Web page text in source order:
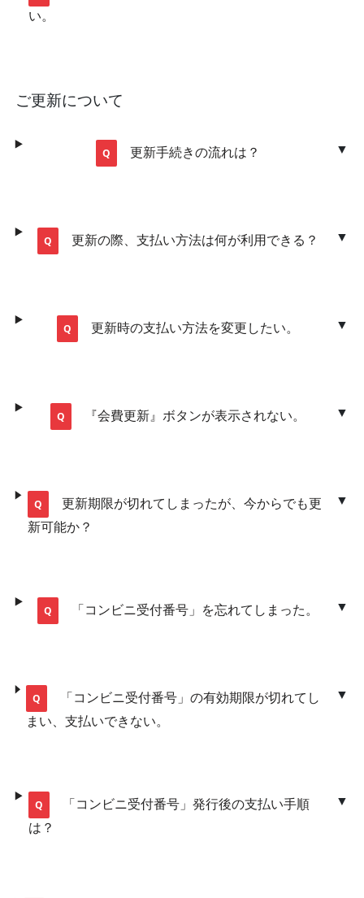
い。
ご更新について
更新手続きの流れは？
更新の際、支払い方法は何が利用できる？
更新時の支払い方法を変更したい。
『会費更新』ボタンが表示されない。
更新期限が切れてしまったが、今からでも更
新可能か？
「コンビニ受付番号」を忘れてしまった。
「コンビニ受付番号」の有効期限が切れてし
まい、支払いできない。
「コンビニ受付番号」発行後の支払い手順
は？